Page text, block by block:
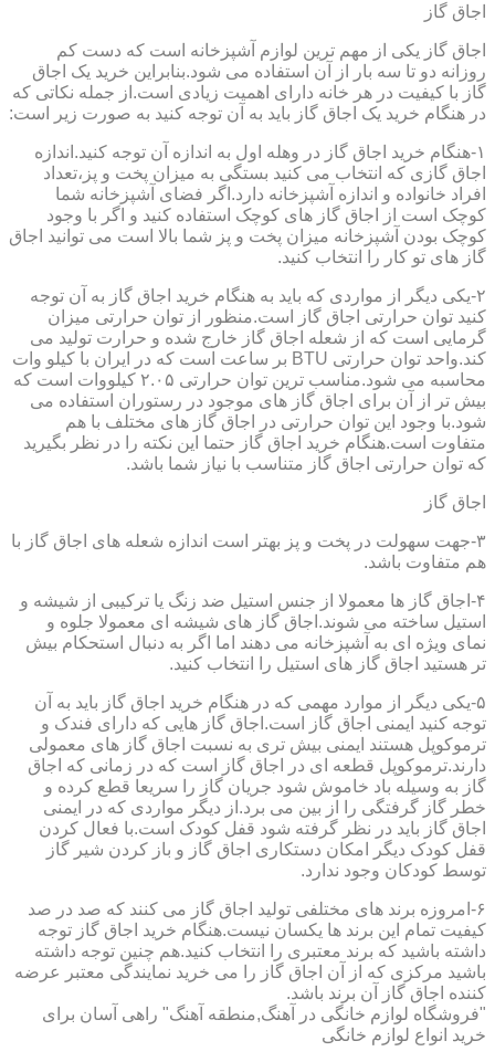
اجاق گاز
اجاق گاز یکی از مهم ترین لوازم آشپزخانه است که دست کم
روزانه دو تا سه بار از آن استفاده می شود.بنابراین خرید یک اجاق
گاز با کیفیت در هر خانه دارای اهمیت زیادی است.از جمله نکاتی که
در هنگام خرید یک اجاق گاز باید به آن توجه کنید به صورت زیر است:
۱-هنگام خرید اجاق گاز در وهله اول به اندازه آن توجه کنید.اندازه
اجاق گازی که انتخاب می کنید بستگی به میزان پخت و پز،تعداد
افراد خانواده و اندازه آشپزخانه دارد.اگر فضای آشپزخانه شما
کوچک است از اجاق گاز های کوچک استفاده کنید و اگر با وجود
کوچک بودن آشپزخانه میزان پخت و پز شما بالا است می توانید اجاق
گاز های تو کار را انتخاب کنید.
۲-یکی دیگر از مواردی که باید به هنگام خرید اجاق گاز به آن توجه
کنید توان حرارتی اجاق گاز است.منظور از توان حرارتی میزان
گرمایی است که از شعله اجاق گاز خارج شده و حرارت تولید می
کند.واحد توان حرارتی BTU بر ساعت است که در ایران با کیلو وات
محاسبه می شود.مناسب ترین توان حرارتی ۲.۰۵ کیلووات است که
بیش تر از آن برای اجاق گاز های موجود در رستوران استفاده می
شود.با وجود این توان حرارتی در اجاق گاز های مختلف با هم
متفاوت است.هنگام خرید اجاق گاز حتما این نکته را در نظر بگیرید
که توان حرارتی اجاق گاز متناسب با نیاز شما باشد.
اجاق گاز
۳-جهت سهولت در پخت و پز بهتر است اندازه شعله های اجاق گاز با
هم متفاوت باشد.
۴-اجاق گاز ها معمولا از جنس استیل ضد زنگ یا ترکیبی از شیشه و
استیل ساخته می شوند.اجاق گاز های شیشه ای معمولا جلوه و
نمای ویژه ای به آشپزخانه می دهند اما اگر به دنبال استحکام بیش
تر هستید اجاق گاز های استیل را انتخاب کنید.
۵-یکی دیگر از موارد مهمی که در هنگام خرید اجاق گاز باید به آن
توجه کنید ایمنی اجاق گاز است.اجاق گاز هایی که دارای فندک و
ترموکوپل هستند ایمنی بیش تری به نسبت اجاق گاز های معمولی
دارند.ترموکوپل قطعه ای در اجاق گاز است که در زمانی که اجاق
گاز به وسیله باد خاموش شود جریان گاز را سریعا قطع کرده و
خطر گاز گرفتگی را از بین می برد.از دیگر مواردی که در ایمنی
اجاق گاز باید در نظر گرفته شود قفل کودک است.با فعال کردن
قفل کودک دیگر امکان دستکاری اجاق گاز و باز کردن شیر گاز
توسط کودکان وجود ندارد.
۶-امروزه برند های مختلفی تولید اجاق گاز می کنند که صد در صد
کیفیت تمام این برند ها یکسان نیست.هنگام خرید اجاق گاز توجه
داشته باشید که برند معتبری را انتخاب کنید.هم چنین توجه داشته
باشید مرکزی که از آن اجاق گاز را می خرید نمایندگی معتبر عرضه
کننده اجاق گاز آن برند باشد.
"فروشگاه لوازم خانگی در آهنگ,منطقه آهنگ" راهی آسان برای
خرید انواع لوازم خانگی